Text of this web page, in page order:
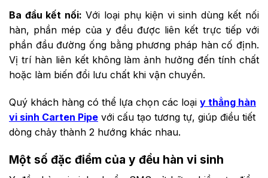
Ba đầu kết nối: Với loại phụ kiện vi sinh dùng kết nối
hàn, phần mép của y đều được liên kết trực tiếp với
phần đầu đường ống bằng phương pháp hàn cố định.
Vị trí hàn liên kết không làm ảnh hưởng đến tính chất
hoặc làm biến đổi lưu chất khi vận chuyển.
Quý khách hàng có thể lựa chọn các loại y thẳng hàn
vi sinh Carten Pipe với cấu tạo tương tự, giúp điều tiết
dòng chảy thành 2 hướng khác nhau.
Một số đặc điểm của y đều hàn vi sinh